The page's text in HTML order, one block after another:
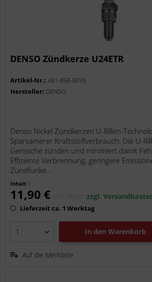
DENSO Zündkerze U24ETR
Artikel-Nr.:451-858-0076
Hersteller: DENSO
Denso Nickel Zündkerzen U-Rillen-
Sparsamerer Kraftstoffverbrauch: Die U-
Gemische zünden und minimiert damit
Effiziente Verbrennung, geringere
Zündfunke...
Inhalt 1
11,90 € inkl. MwSt.zzgl.
Lieferzeit ca. 1 Werktag
In den Warenkorb
Auf die Merkliste